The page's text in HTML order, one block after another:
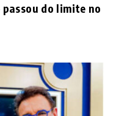
passou do limite no